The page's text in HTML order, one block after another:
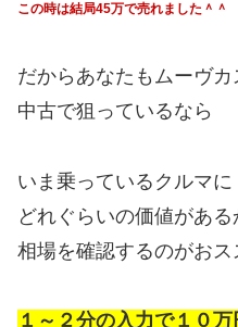
この時は結局45万で売れました＾＾
だからあなたもムーヴカ
中古で狙っているなら
いま乗っているクルマに
どれぐらいの価値がある
相場を確認するのがおス
１～２分の入力で１０万